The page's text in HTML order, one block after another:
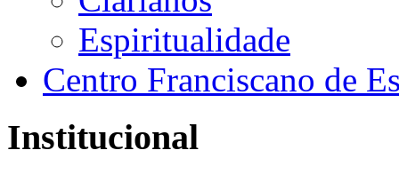
Espiritualidade
Centro Franciscano de
Institucional